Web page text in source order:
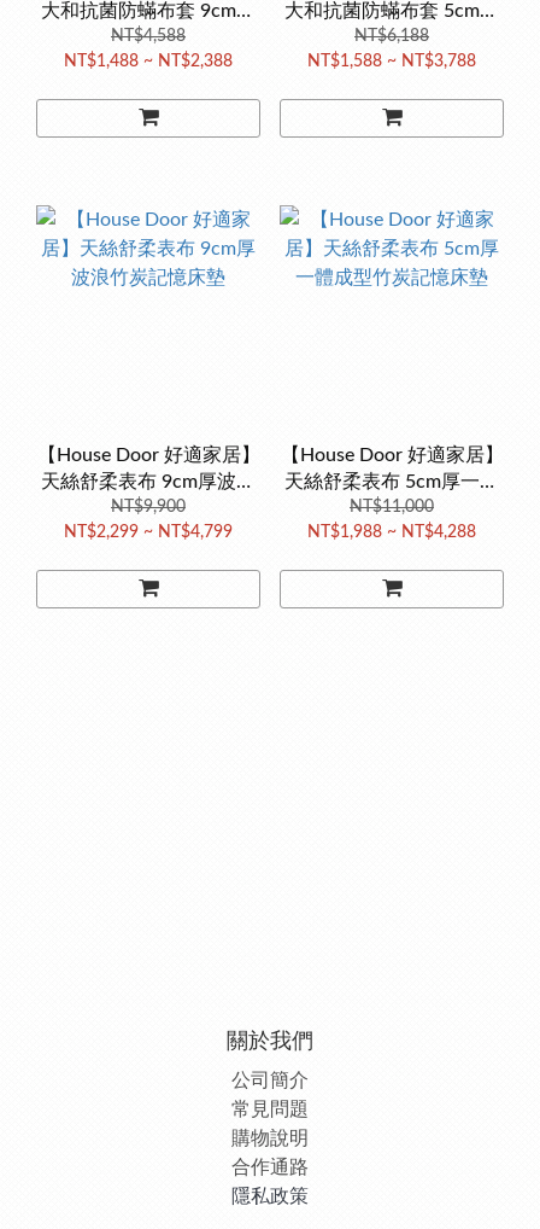
大和抗菌防蟎布套 9cm厚
波浪型竹炭記憶床墊
NT$4,588
NT$1,488 ~ NT$2,388
大和抗菌防蟎布套 5cm厚
全平面竹炭記憶床墊
NT$6,188
NT$1,588 ~ NT$3,788
【House Door 好適家居】
天絲舒柔表布 9cm厚波浪
竹炭記憶床墊
NT$9,900
NT$2,299 ~ NT$4,799
【House Door 好適家居】
天絲舒柔表布 5cm厚一體
成型竹炭記憶床墊
NT$11,000
NT$1,988 ~ NT$4,288
關於我們
公司簡介
常見問題
購物說明
合作通路
隱私政策